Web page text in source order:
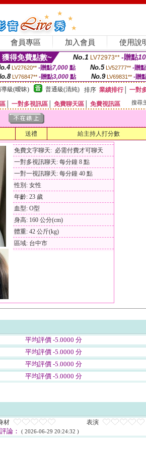
會員專區 加入會員 使用說
得免費點數~ No.1 LV72973** -贈點
LV27620** -贈點7,000點 No.5 LV52777** -贈點
LV76847** -贈點3,000 點 No.9 LV69831** -贈
級(曖昧) 普通級(清純) 排序 業績排行│ 一對
一對多視訊區 免費聊天區 免費視訊區 搜尋
送禮 給主持人打分數
免費文字聊天: 必需付費才可聊天
一對多視訊聊天: 每分鐘 8 點
一對一視訊聊天: 每分鐘 40 點
性別: 女性
年齡: 23 歲
血型: O型
身高: 160 公分(cm)
體重: 42 公斤(kg)
區域: 台中市
平均評價 -5.0000 分
平均評價 -5.0000 分
平均評價 -5.0000 分
平均評價 -5.0000 分
材 表演
論： ( 2026-06-29 20:24:32 )